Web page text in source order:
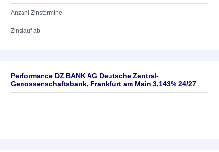
Anzahl Zinstermine
Zinslauf ab
Performance DZ BANK AG Deutsche Zentral-
Genossenschaftsbank, Frankfurt am Main 3,143% 24/27